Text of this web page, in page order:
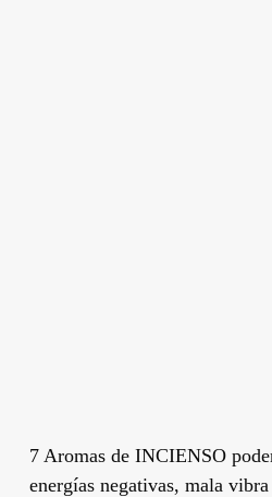
7 Aromas de INCIENSO
energías negativas, mala